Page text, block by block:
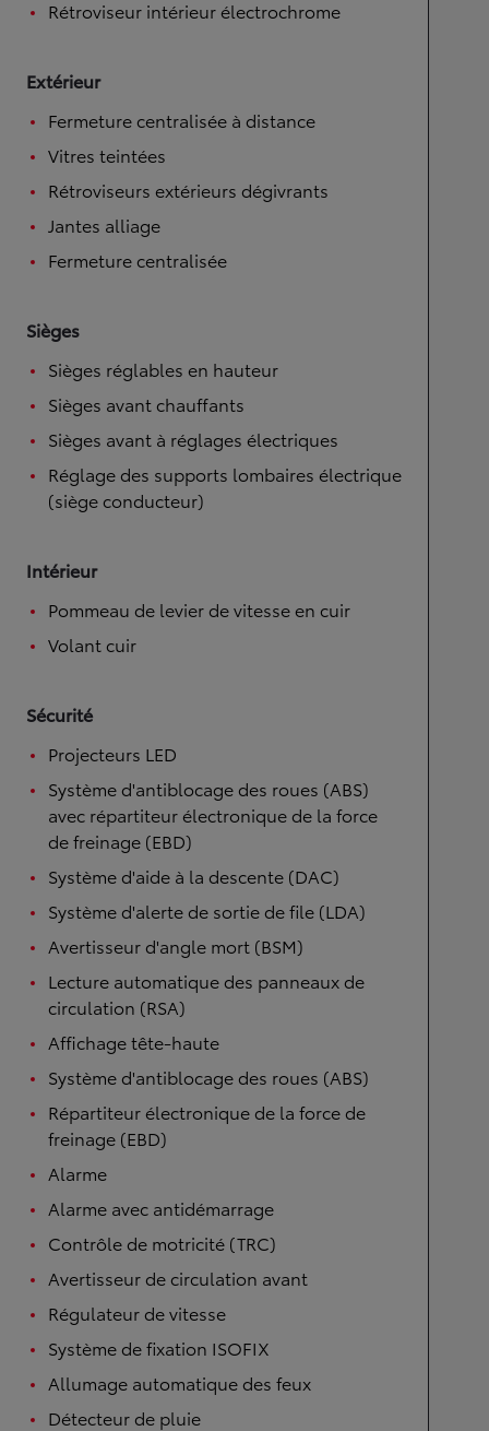
Rétroviseur intérieur électrochrome
Extérieur
Fermeture centralisée à distance
Vitres teintées
Rétroviseurs extérieurs dégivrants
Jantes alliage
Fermeture centralisée
Sièges
Sièges réglables en hauteur
Sièges avant chauffants
Sièges avant à réglages électriques
Réglage des supports lombaires électrique
(siège conducteur)
Intérieur
Pommeau de levier de vitesse en cuir
Volant cuir
Sécurité
Projecteurs LED
Système d'antiblocage des roues (ABS)
avec répartiteur électronique de la force
de freinage (EBD)
Système d'aide à la descente (DAC)
Système d'alerte de sortie de file (LDA)
Avertisseur d'angle mort (BSM)
Lecture automatique des panneaux de
circulation (RSA)
Affichage tête-haute
Système d'antiblocage des roues (ABS)
Répartiteur électronique de la force de
freinage (EBD)
Alarme
Alarme avec antidémarrage
Contrôle de motricité (TRC)
Avertisseur de circulation avant
Régulateur de vitesse
Système de fixation ISOFIX
Allumage automatique des feux
Détecteur de pluie